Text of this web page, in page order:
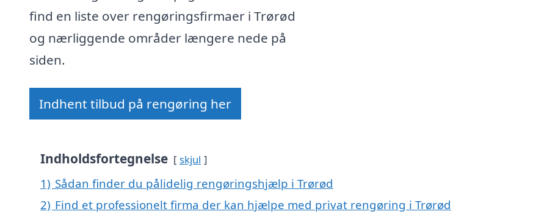
find en liste over rengøringsfirmaer i Trørød
og nærliggende områder længere nede på
siden.
Indhent tilbud på rengøring her
Indholdsfortegnelse skjul
1) Sådan finder du pålidelig rengøringshjælp i Trørød
2) Find et professionelt firma der kan hjælpe med privat rengøring i Trørød